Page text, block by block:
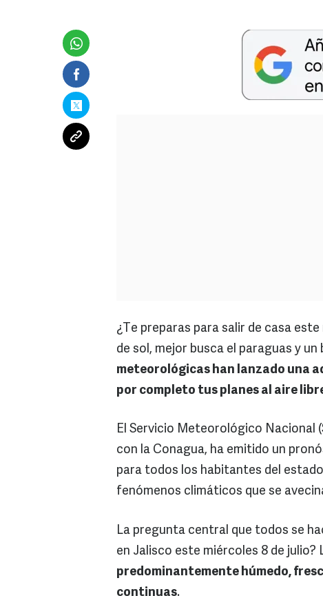
¿Te preparas para salir de casa
de sol, mejor busca el paraguas y un
meteorológicas han lanzado una
por completo tus planes al aire
El Servicio Meteorológico Nacional
con la Conagua, ha emitido un
para todos los habitantes del
fenómenos climáticos que se
La pregunta central que todos se
en Jalisco este miércoles 8 de
predominantemente húmedo,
continuas.